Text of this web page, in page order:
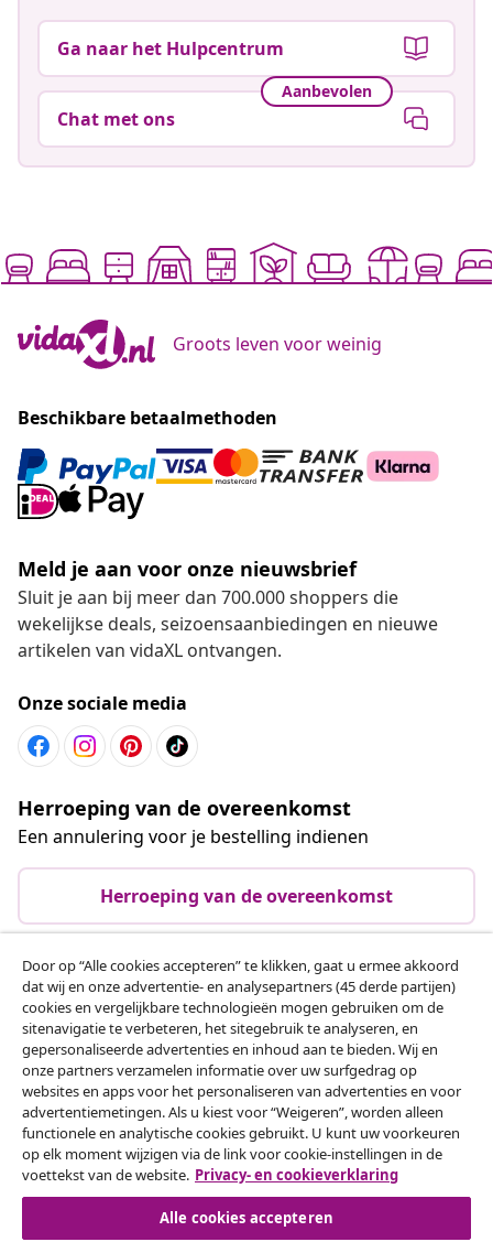
Ga naar het Hulpcentrum
Aanbevolen
Chat met ons
Groots leven voor weinig
Beschikbare betaalmethoden
Meld je aan voor onze nieuwsbrief
Sluit je aan bij meer dan 700.000 shoppers die
wekelijkse deals, seizoensaanbiedingen en nieuwe
artikelen van vidaXL ontvangen.
Onze sociale media
Herroeping van de overeenkomst
Een annulering voor je bestelling indienen
Herroeping van de overeenkomst
Klantenservice
Zakelijk
vidaXL
Ontdek meer
Door op “Alle cookies accepteren” te klikken, gaat u ermee akkoord
dat wij en onze advertentie- en analysepartners (45 derde partijen)
cookies en vergelijkbare technologieën mogen gebruiken om de
sitenavigatie te verbeteren, het sitegebruik te analyseren, en
gepersonaliseerde advertenties en inhoud aan te bieden. Wij en
onze partners verzamelen informatie over uw surfgedrag op
websites en apps voor het personaliseren van advertenties en voor
advertentiemetingen. Als u kiest voor “Weigeren”, worden alleen
functionele en analytische cookies gebruikt. U kunt uw voorkeuren
op elk moment wijzigen via de link voor cookie-instellingen in de
voettekst van de website. Privacy- en cookieverklaring
Alle cookies accepteren